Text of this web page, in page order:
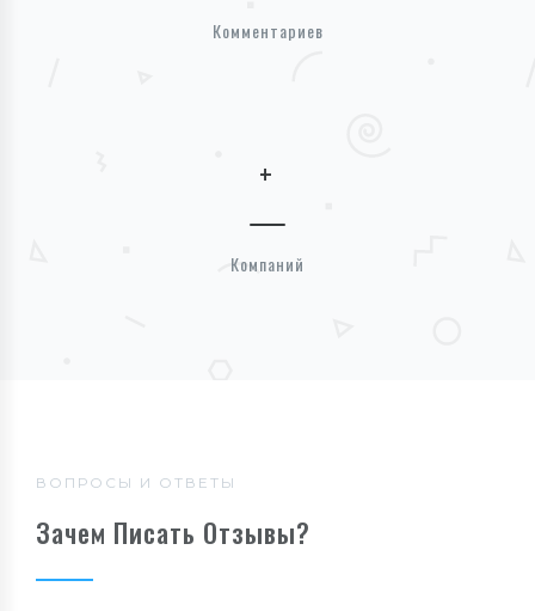
Комментариев
+
Компаний
ВОПРОСЫ И ОТВЕТЫ
Зачем Писать Отзывы?